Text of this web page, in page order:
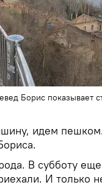
Борис показывает
идем
В субботу
И только